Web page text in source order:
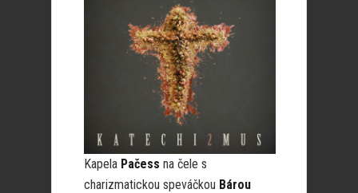
Kapela Pačess na čele s
charizmatickou speváčkou Bárou